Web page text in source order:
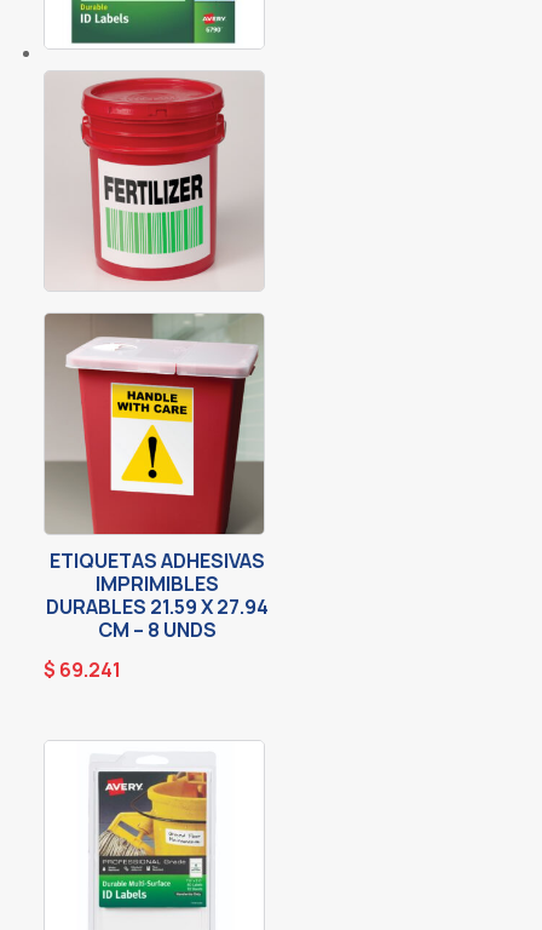
ETIQUETAS ADHESIVAS
IMPRIMIBLES
DURABLES 21.59 X 27.94
CM – 8 UNDS
$ 69.241